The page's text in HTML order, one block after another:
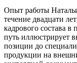
Опыт работы
течение двадцати
кадрового состава
путь иллюстрирует
позиции до
продукции на